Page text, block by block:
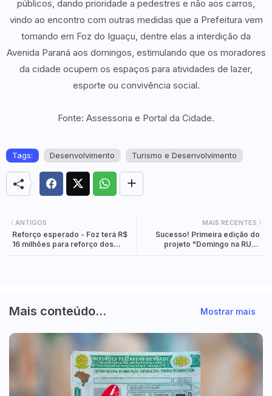
públicos, dando prioridade a pedestres e não aos carros,
vindo ao encontro com outras medidas que a Prefeitura vem
tomando em Foz do Iguaçu, dentre elas a interdição da
Avenida Paraná aos domingos, estimulando que os moradores
da cidade ocupem os espaços para atividades de lazer,
esporte ou convivência social.
Fonte: Assessoria e Portal da Cidade.
Tags: Desenvolvimento Turismo e Desenvolvimento
MAIS RECENTES
Sucesso! Primeira edição do
projeto "Domingo na RUA"
ANTIGOS
Reforço esperado - Foz terá R$
16 milhões para reforço dos
Mais conteúdo... Mostrar mais